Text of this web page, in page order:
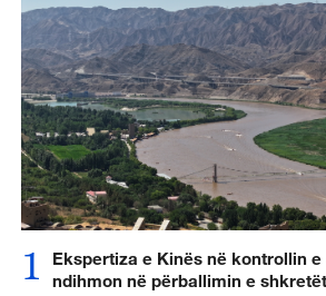
1
Ekspertiza e Kinës në kontrollin
ndihmon në përballimin e